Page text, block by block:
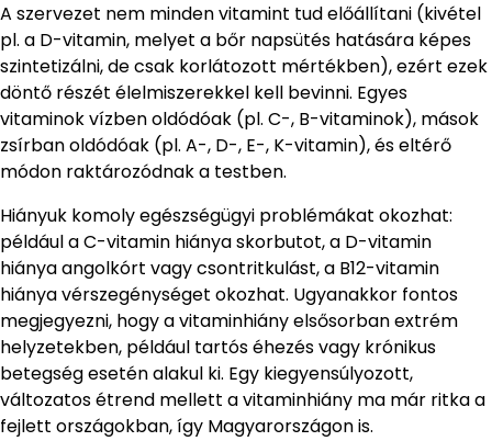
A szervezet nem minden vitamint tud előállítani (kivétel
pl. a D-vitamin, melyet a bőr napsütés hatására képes
szintetizálni, de csak korlátozott mértékben), ezért ezek
döntő részét élelmiszerekkel kell bevinni. Egyes
vitaminok vízben oldódóak (pl. C-, B-vitaminok), mások
zsírban oldódóak (pl. A-, D-, E-, K-vitamin), és eltérő
módon raktározódnak a testben.
Hiányuk komoly egészségügyi problémákat okozhat:
például a C-vitamin hiánya skorbutot, a D-vitamin
hiánya angolkórt vagy csontritkulást, a B12-vitamin
hiánya vérszegénységet okozhat. Ugyanakkor fontos
megjegyezni, hogy a vitaminhiány elsősorban extrém
helyzetekben, például tartós éhezés vagy krónikus
betegség esetén alakul ki. Egy kiegyensúlyozott,
változatos étrend mellett a vitaminhiány ma már ritka a
fejlett országokban, így Magyarországon is.